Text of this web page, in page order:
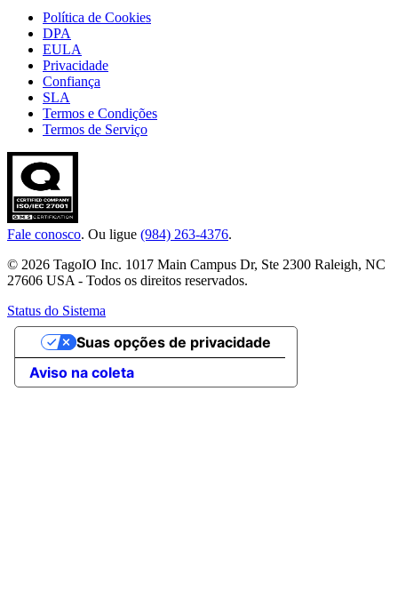
Política de Cookies
DPA
EULA
Privacidade
Confiança
SLA
Termos e Condições
Termos de Serviço
Fale conosco. Ou ligue (984) 263-4376.
© 2026 TagoIO Inc. 1017 Main Campus Dr, Ste 2300 Raleigh, NC
27606 USA - Todos os direitos reservados.
Status do Sistema
Aviso na coleta
Suas opções de privacidade